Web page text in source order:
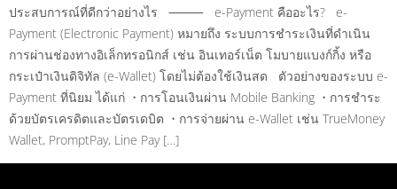
ประสบการณ์ที่ดีกว่าอย่างไร ⸻ e-Payment คืออะไร? e-
Payment (Electronic Payment) หมายถึง ระบบการชำระเงินที่ดำเนิน
การผ่านช่องทางอิเล็กทรอนิกส์ เช่น อินเทอร์เน็ต โมบายแบงก์กิ้ง หรือ
กระเป๋าเงินดิจิทัล (e-Wallet) โดยไม่ต้องใช้เงินสด ตัวอย่างของระบบ e-
Payment ที่นิยม ได้แก่ • การโอนเงินผ่าน Mobile Banking • การชำระ
ด้วยบัตรเครดิตและบัตรเดบิต • การจ่ายผ่าน e-Wallet เช่น TrueMoney
Wallet, PromptPay, Line Pay […]